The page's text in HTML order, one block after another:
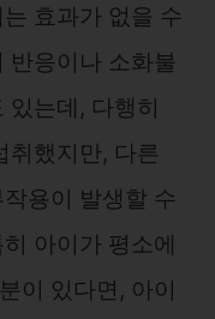
효과가 없을 수
반응이나 소화불
있는데, 다행히
취했지만, 다른
용이 발생할 수
아이가 평소에
이 있다면, 아이